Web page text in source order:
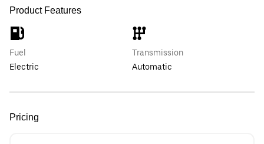
Product Features
Fuel
Electric
Transmission
Automatic
Pricing